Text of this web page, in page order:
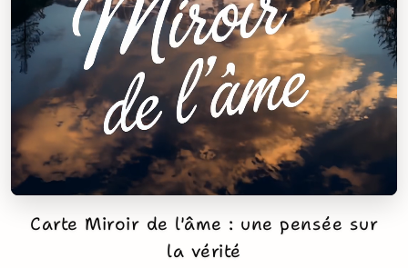
Carte Miroir de l'âme : une pensée sur
la vérité